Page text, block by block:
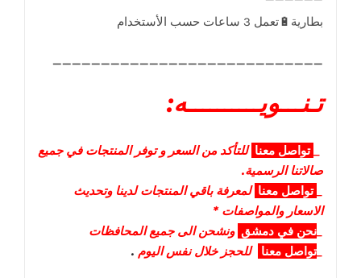
____________________________
تـنـــويــــــــــه:
تواصل معنا للتأكد من السعر و توفر المنتجات في جميع
صالاتنا الرسمية.
تواصل معنا لمعرفة باقي المنتجات لدينا وتحديث
الاسعار والمواصفات *
نحن في دمشق ونشحن الى جميع المحافظات
تواصل معنا للحجز خلال نفس اليوم .